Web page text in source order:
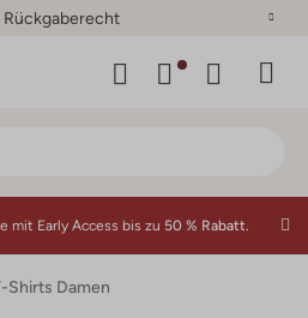
Rückgaberecht
mit Early Access bis zu 50 % Rabatt.
Shirts Damen